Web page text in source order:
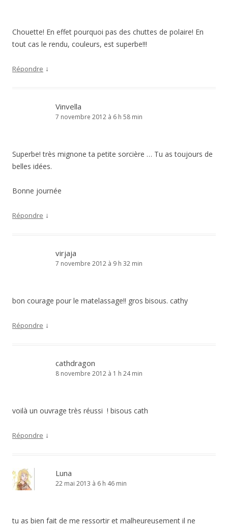
Chouette! En effet pourquoi pas des chuttes de polaire! En
tout cas le rendu, couleurs, est superbe!!!
Répondre ↓
Vinvella
7 novembre 2012 à 6 h 58 min
Superbe! très mignone ta petite sorcière … Tu as toujours de
belles idées.
Bonne journée
Répondre ↓
virjaja
7 novembre 2012 à 9 h 32 min
bon courage pour le matelassage!! gros bisous. cathy
Répondre ↓
cathdragon
8 novembre 2012 à 1 h 24 min
voilà un ouvrage très réussi ! bisous cath
Répondre ↓
Luna
22 mai 2013 à 6 h 46 min
tu as bien fait de me ressortir et malheureusement il ne